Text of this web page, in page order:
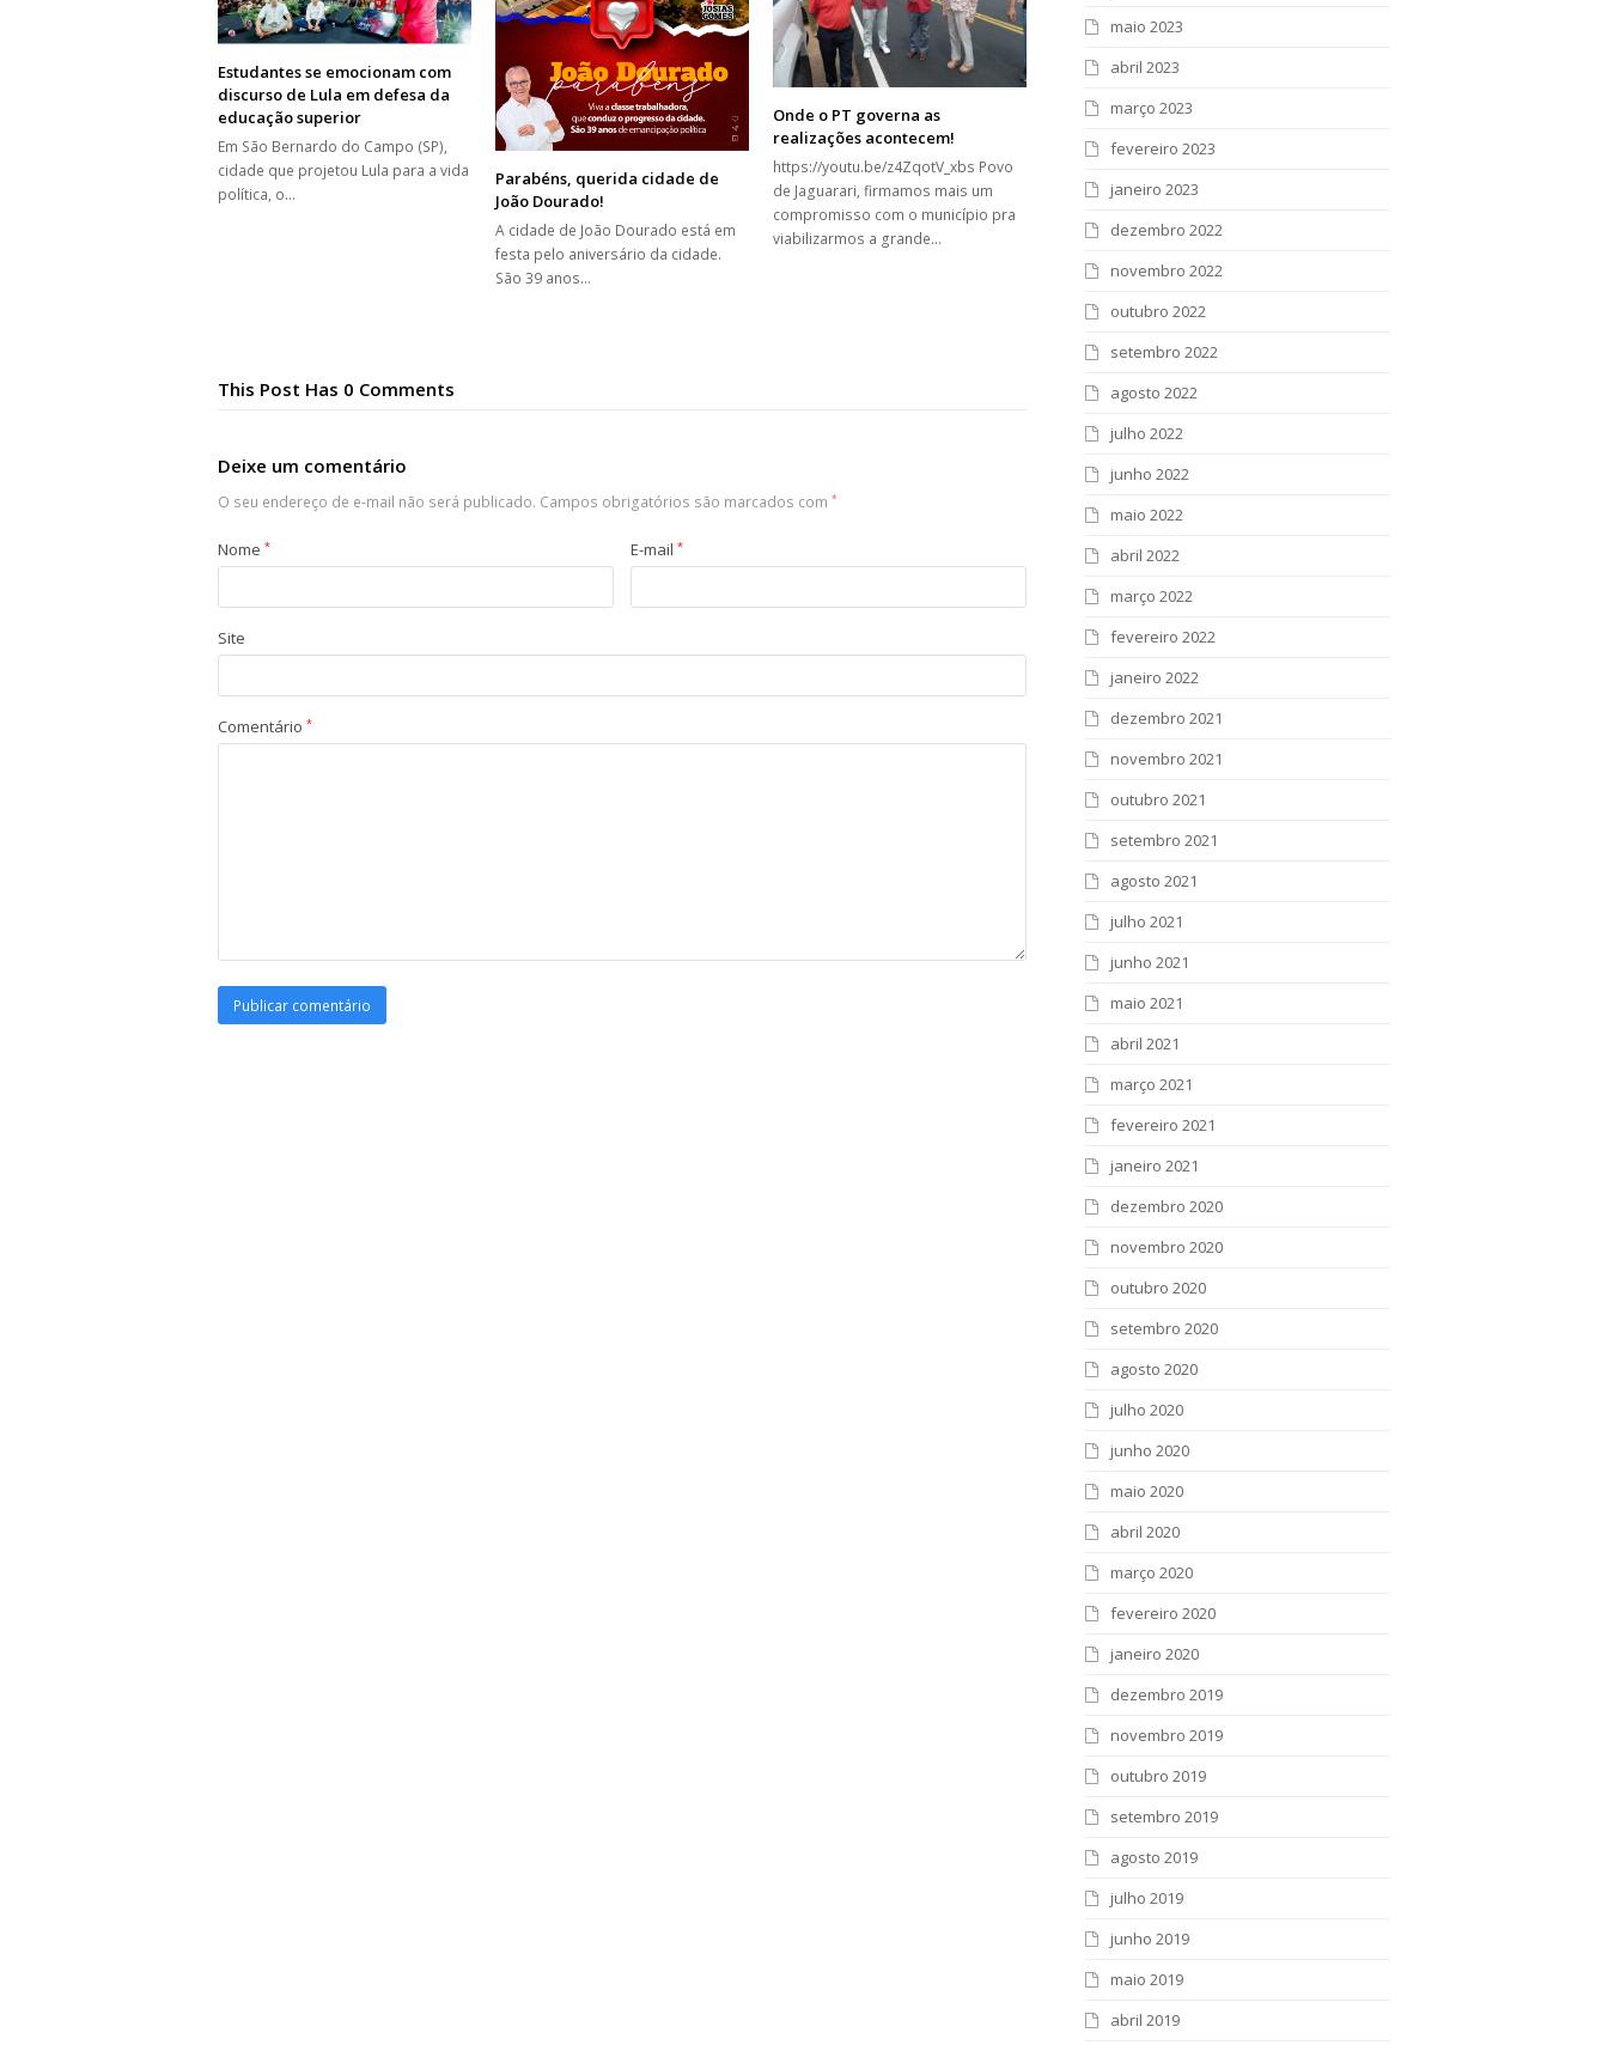
Estudantes se emocionam com
discurso de Lula em defesa da
educação superior
Em São Bernardo do Campo (SP),
cidade que projetou Lula para a vida
política, o…
Parabéns, querida cidade de
João Dourado!
A cidade de João Dourado está em
festa pelo aniversário da cidade.
São 39 anos…
Onde o PT governa as
realizações acontecem!
https://youtu.be/z4ZqotV_xbs Povo
de Jaguarari, firmamos mais um
compromisso com o município pra
viabilizarmos a grande…
This Post Has 0 Comments
Deixe um comentário
O seu endereço de e-mail não será publicado. Campos obrigatórios são marcados com *
Nome * E-mail *
Site
Comentário *
maio 2023
abril 2023
março 2023
fevereiro 2023
janeiro 2023
dezembro 2022
novembro 2022
outubro 2022
setembro 2022
agosto 2022
julho 2022
junho 2022
maio 2022
abril 2022
março 2022
fevereiro 2022
janeiro 2022
dezembro 2021
novembro 2021
outubro 2021
setembro 2021
agosto 2021
julho 2021
junho 2021
maio 2021
abril 2021
março 2021
fevereiro 2021
janeiro 2021
dezembro 2020
novembro 2020
outubro 2020
setembro 2020
agosto 2020
julho 2020
junho 2020
maio 2020
abril 2020
março 2020
fevereiro 2020
janeiro 2020
dezembro 2019
novembro 2019
outubro 2019
setembro 2019
agosto 2019
julho 2019
junho 2019
maio 2019
abril 2019